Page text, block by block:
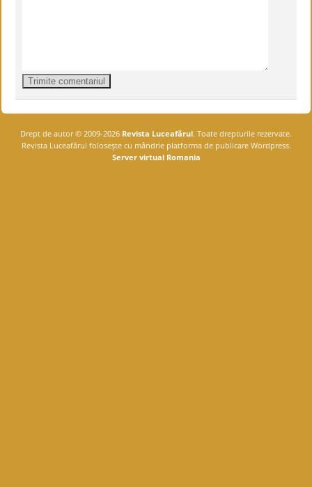
Drept de autor © 2009-2026 Revista Luceafărul. Toate drepturile rezervate.
Revista Luceafărul foloseşte cu mândrie platforma de publicare Wordpress.
Server virtual Romania